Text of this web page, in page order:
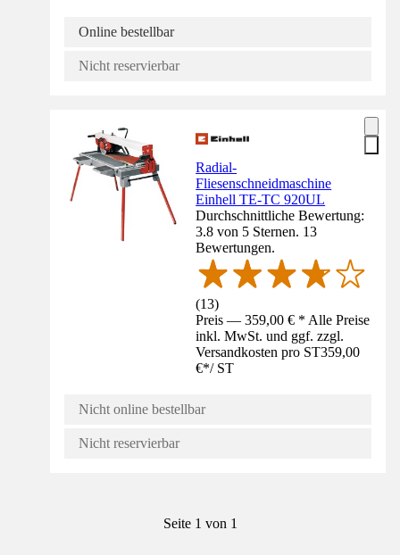
Online bestellbar
Nicht reservierbar
Radial-
Fliesenschneidmaschine
Einhell TE-TC 920UL
Durchschnittliche Bewertung:
3.8 von 5 Sternen. 13
Bewertungen.
(13)
Preis — 359,00 € * Alle Preise
inkl. MwSt. und ggf. zzgl.
Versandkosten pro ST359,00
€*/ ST
Nicht online bestellbar
Nicht reservierbar
Seite 1 von 1